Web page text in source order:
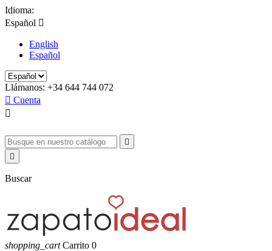
Idioma:
Español 
English
Español
Llámanos: +34 644 744 072
 Cuenta



Buscar
shopping_cart Carrito 0